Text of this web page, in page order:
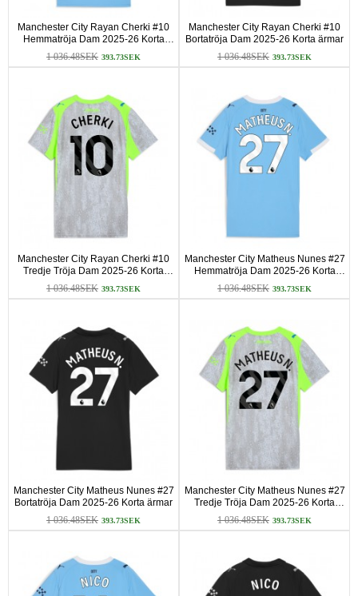
Manchester City Rayan Cherki #10
Hemmatröja Dam 2025-26 Korta
ärmar
1 036.48SEK 393.73SEK
Manchester City Rayan Cherki #10
Bortatröja Dam 2025-26 Korta ärmar
1 036.48SEK 393.73SEK
Manchester City Rayan Cherki #10
Tredje Tröja Dam 2025-26 Korta
ärmar
1 036.48SEK 393.73SEK
Manchester City Matheus Nunes #27
Hemmatröja Dam 2025-26 Korta
ärmar
1 036.48SEK 393.73SEK
Manchester City Matheus Nunes #27
Bortatröja Dam 2025-26 Korta ärmar
1 036.48SEK 393.73SEK
Manchester City Matheus Nunes #27
Tredje Tröja Dam 2025-26 Korta
ärmar
1 036.48SEK 393.73SEK